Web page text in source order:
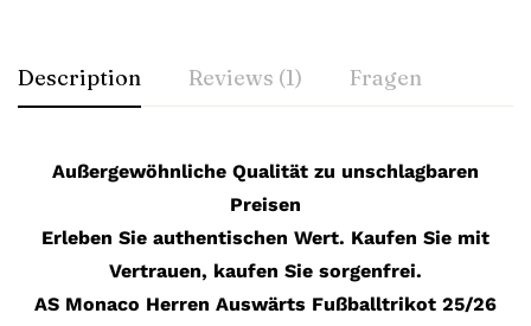
Description Reviews (1) Fragen
Außergewöhnliche Qualität zu unschlagbaren
Preisen
Erleben Sie authentischen Wert. Kaufen Sie mit
Vertrauen, kaufen Sie sorgenfrei.
AS Monaco Herren Auswärts Fußballtrikot 25/26